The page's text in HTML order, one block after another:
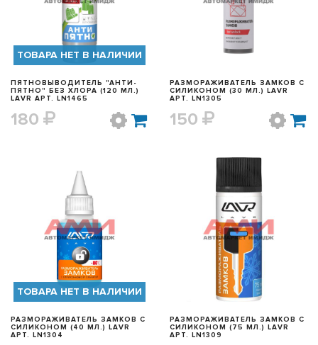
ТОВАРА НЕТ В НАЛИЧИИ
ПЯТНОВЫВОДИТЕЛЬ "АНТИ-
ПЯТНО" БЕЗ ХЛОРА (120 МЛ.)
LAVR АРТ. LN1465
180
РАЗМОРАЖИВАТЕЛЬ ЗАМКОВ С
СИЛИКОНОМ (30 МЛ.) LAVR
АРТ. LN1305
150
БЫСТРЫЙ ПРОСМОТР
ТОВАРА НЕТ В НАЛИЧИИ
РАЗМОРАЖИВАТЕЛЬ ЗАМКОВ С
СИЛИКОНОМ (40 МЛ.) LAVR
АРТ. LN1304
БЫСТРЫЙ ПРОСМОТР
РАЗМОРАЖИВАТЕЛЬ ЗАМКОВ С
СИЛИКОНОМ (75 МЛ.) LAVR
АРТ. LN1309